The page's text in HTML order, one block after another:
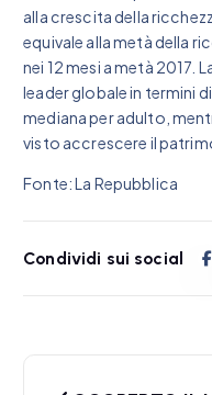
alla crescita della
equivale alla metà della
nei 12 mesi a metà 2017.
leader globale in termini
mediana per adulto,
visto accrescere il
Fonte: La Repubblica
Condividi sui social